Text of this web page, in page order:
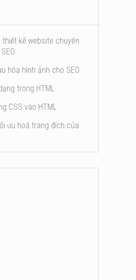
thiết kế website chuyên
hóa hình ảnh cho SEO
trong HTML
CSS vào HTML
ưu hoá trang đích của